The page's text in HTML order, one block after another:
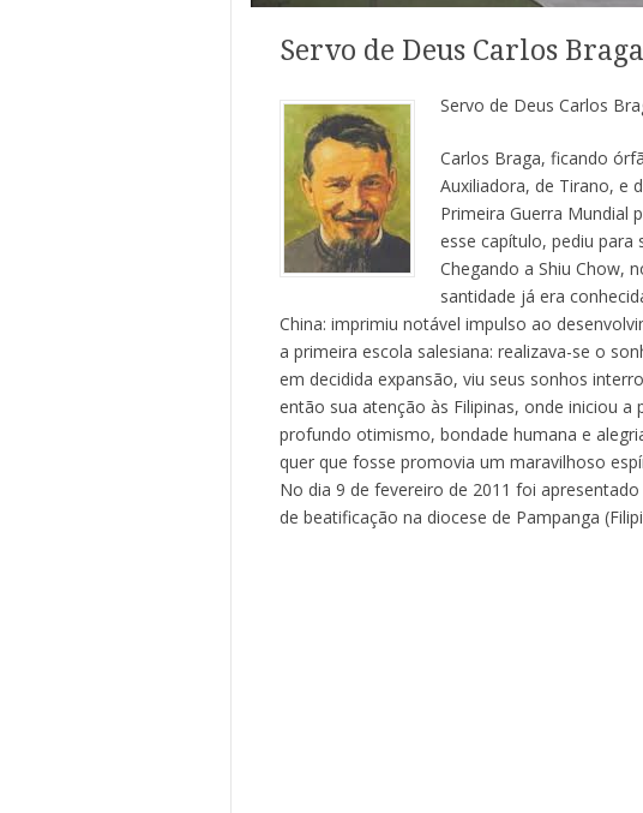
Servo de Deus Carlos Braga
Servo de Deus Carlos
Carlos Braga, ficando
Auxiliadora, de Tirano, e
Primeira Guerra Mundial
esse capítulo, pediu para
Chegando a Shiu Chow,
santidade já era
China: imprimiu notável impulso ao
a primeira escola salesiana: realizava-se o
em decidida expansão, viu seus sonhos
então sua atenção às Filipinas, onde iniciou
profundo otimismo, bondade humana e
quer que fosse promovia um maravilhoso
No dia 9 de fevereiro de 2011 foi
de beatificação na diocese de Pampanga